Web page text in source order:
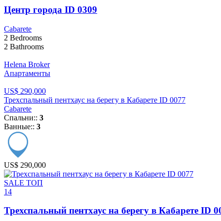
Центр города ID 0309
Cabarete
2 Bedrooms
2 Bathrooms
Helena Broker
Апартаменты
US$ 290,000
Трехспальный пентхаус на берегу в Кабарете ID 0077
Cabarete
Спальни:: 3
Ванные:: 3
US$ 290,000
SALE ТОП
14
Трехспальный пентхаус на берегу в Кабарете ID